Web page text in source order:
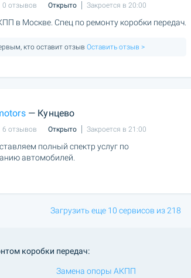
0 отзывов Открыто Закроется в 20:00
в Москве. Спец по ремонту коробки передач.
кто оставит отзыв Оставить отзыв >
— Кунцево
6 отзывов Открыто Закроется в 21:00
полный спектр услуг по
автомобилей.
Загрузить еще 10 сервисов из 218
коробки передач:
Замена опоры АКПП